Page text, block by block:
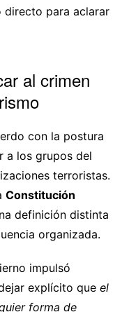
directo para aclarar
al crimen
con la postura
a los grupos del
terroristas.
Constitución
definición distinta
organizada.
impulsó
explícito que el
forma de